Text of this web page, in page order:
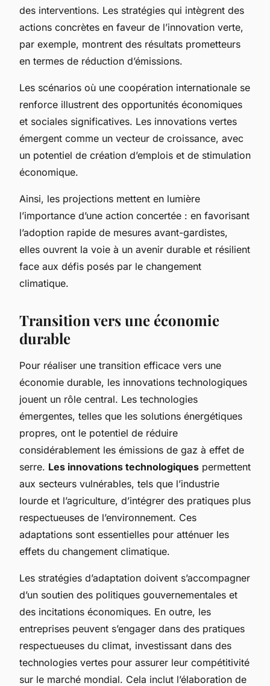
des interventions. Les stratégies qui intègrent des
actions concrètes en faveur de l’innovation verte,
par exemple, montrent des résultats prometteurs
en termes de réduction d’émissions.
Les scénarios où une coopération internationale se
renforce illustrent des opportunités économiques
et sociales significatives. Les innovations vertes
émergent comme un vecteur de croissance, avec
un potentiel de création d’emplois et de stimulation
économique.
Ainsi, les projections mettent en lumière
l’importance d’une action concertée : en favorisant
l’adoption rapide de mesures avant-gardistes,
elles ouvrent la voie à un avenir durable et résilient
face aux défis posés par le changement
climatique.
Transition vers une économie
durable
Pour réaliser une transition efficace vers une
économie durable, les innovations technologiques
jouent un rôle central. Les technologies
émergentes, telles que les solutions énergétiques
propres, ont le potentiel de réduire
considérablement les émissions de gaz à effet de
serre. Les innovations technologiques permettent
aux secteurs vulnérables, tels que l’industrie
lourde et l’agriculture, d’intégrer des pratiques plus
respectueuses de l’environnement. Ces
adaptations sont essentielles pour atténuer les
effets du changement climatique.
Les stratégies d’adaptation doivent s’accompagner
d’un soutien des politiques gouvernementales et
des incitations économiques. En outre, les
entreprises peuvent s’engager dans des pratiques
respectueuses du climat, investissant dans des
technologies vertes pour assurer leur compétitivité
sur le marché mondial. Cela inclut l’élaboration de